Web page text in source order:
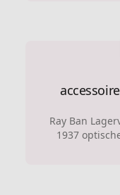
Ray Ban
1937